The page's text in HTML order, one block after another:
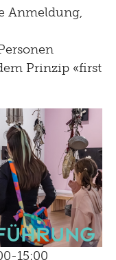
Anmeldung,
Prinzip «first
15:00